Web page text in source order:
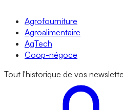
Agrofourniture
Agroalimentaire
AgTech
Coop-négoce
Tout l'historique de vos